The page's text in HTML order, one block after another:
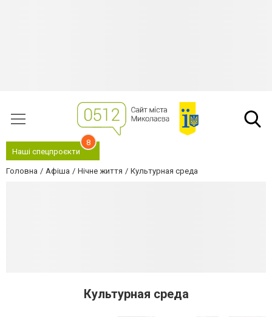
Наші спецпроєкти
8
Головна Афіша Нічне життя Культурная среда
Культурная среда